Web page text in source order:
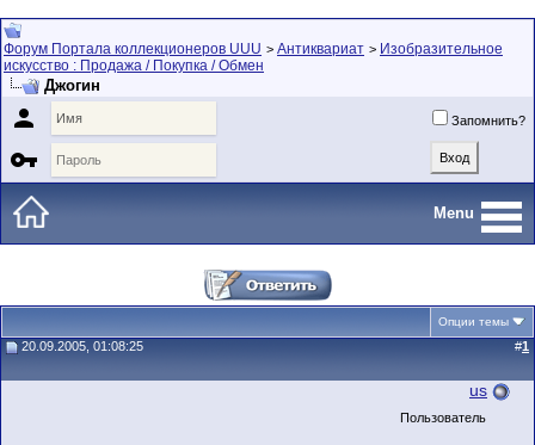
Форум Портала коллекционеров UUU > Антиквариат > Изобразительное
искусство : Продажа / Покупка / Обмен
Джогин
 Запомнить?

Menu
Опции темы
20.09.2005, 01:08:25 #1
us
Пользователь